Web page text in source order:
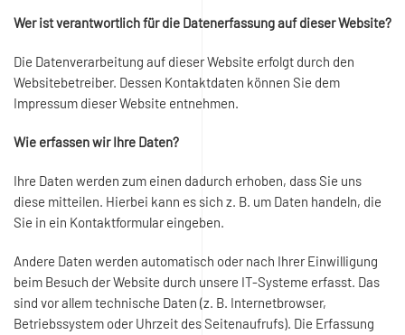
Wer ist verantwortlich für die Datenerfassung auf dieser Website?
Die Datenverarbeitung auf dieser Website erfolgt durch den
Websitebetreiber. Dessen Kontaktdaten können Sie dem
Impressum dieser Website entnehmen.
Wie erfassen wir Ihre Daten?
Ihre Daten werden zum einen dadurch erhoben, dass Sie uns
diese mitteilen. Hierbei kann es sich z. B. um Daten handeln, die
Sie in ein Kontaktformular eingeben.
Andere Daten werden automatisch oder nach Ihrer Einwilligung
beim Besuch der Website durch unsere IT-Systeme erfasst. Das
sind vor allem technische Daten (z. B. Internetbrowser,
Betriebssystem oder Uhrzeit des Seitenaufrufs). Die Erfassung